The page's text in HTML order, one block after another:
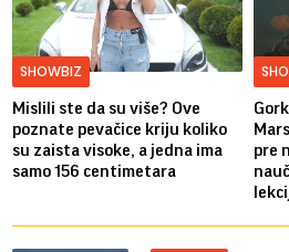
SHOWBIZ
Mislili ste da su više? Ove
poznate pevačice kriju koliko
su zaista visoke, a jedna ima
samo 156 centimetara
pre